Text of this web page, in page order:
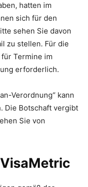
hatten im
sich für den
sehen Sie davon
zu stellen. Für die
Termine im
erforderlich.
Verordnung“ kann
Die Botschaft vergibt
Sie von